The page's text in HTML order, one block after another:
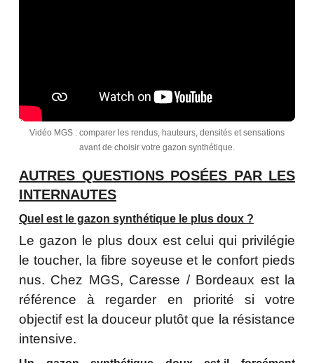
Vidéo MGS : comparer les rendus, hauteurs, densités et sensations
avant de choisir votre gazon synthétique.
AUTRES QUESTIONS POSÉES PAR LES
INTERNAUTES
Quel est le gazon synthétique le plus doux ?
Le gazon le plus doux est celui qui privilégie
le toucher, la fibre soyeuse et le confort pieds
nus. Chez MGS, Caresse / Bordeaux est la
référence à regarder en priorité si votre
objectif est la douceur plutôt que la résistance
intensive.